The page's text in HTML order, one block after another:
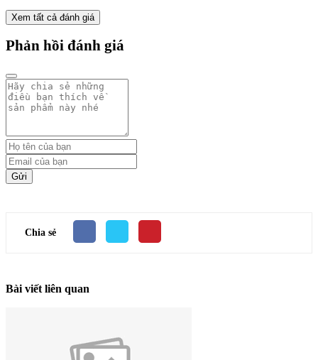
Xem tất cả đánh giá
Phản hồi đánh giá
Gửi
Chia sẻ
Bài viết liên quan